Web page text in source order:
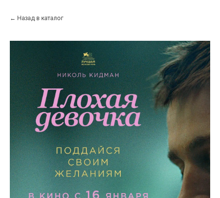
← Назад в каталог